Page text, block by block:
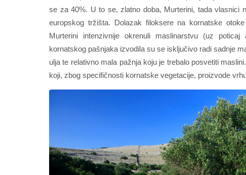
se za 40%. U to se, zlatno doba, Murterini, tada vlasnici
europskog tržišta. Dolazak filoksere na kornatske
Murterini intenzivnije okrenuli maslinarstvu (uz
kornatskog pašnjaka izvodila su se isključivo radi sadnje
ulja te relativno mala pažnja koju je trebalo posvetiti
koji, zbog specifičnosti kornatske vegetacije, proizvode